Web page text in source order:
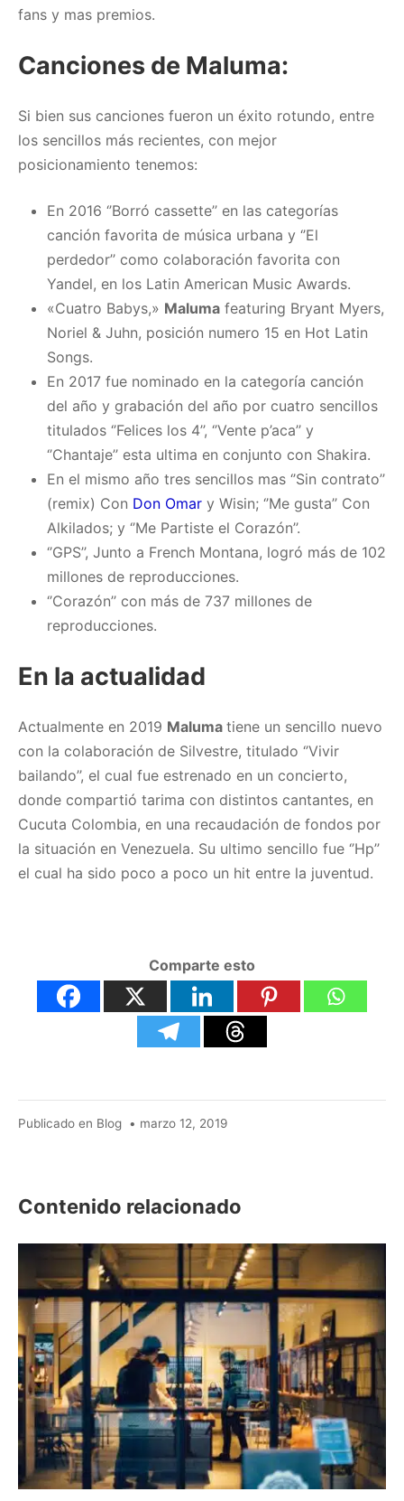
fans y mas premios.
Canciones de Maluma:
Si bien sus canciones fueron un éxito rotundo, entre
los sencillos más recientes, con mejor
posicionamiento tenemos:
En 2016 ‘’Borró cassette’’ en las categorías
canción favorita de música urbana y ‘’El
perdedor’’ como colaboración favorita con
Yandel, en los Latin American Music Awards.
«Cuatro Babys,» Maluma featuring Bryant Myers,
Noriel & Juhn, posición numero 15 en Hot Latin
Songs.
En 2017 fue nominado en la categoría canción
del año y grabación del año por cuatro sencillos
titulados ‘’Felices los 4’’, ‘’Vente p’aca’’ y
‘’Chantaje’’ esta ultima en conjunto con Shakira.
En el mismo año tres sencillos mas ‘’Sin contrato’’
(remix) Con Don Omar y Wisin; ‘’Me gusta’’ Con
Alkilados; y ‘’Me Partiste el Corazón’’.
‘’GPS’’, Junto a French Montana, logró más de 102
millones de reproducciones.
‘’Corazón’’ con más de 737 millones de
reproducciones.
En la actualidad
Actualmente en 2019 Maluma tiene un sencillo nuevo
con la colaboración de Silvestre, titulado ‘’Vivir
bailando’’, el cual fue estrenado en un concierto,
donde compartió tarima con distintos cantantes, en
Cucuta Colombia, en una recaudación de fondos por
la situación en Venezuela. Su ultimo sencillo fue ‘’Hp’’
el cual ha sido poco a poco un hit entre la juventud.
Comparte esto
Publicado en Blog • marzo 12, 2019agosto
Contenido relacionado